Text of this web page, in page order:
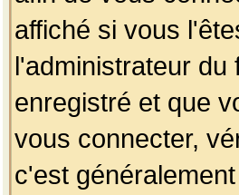
affiché si vous
l'administrateur
enregistré et que
vous connecter,
c'est